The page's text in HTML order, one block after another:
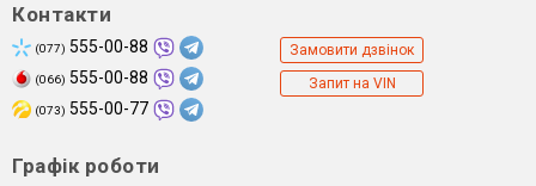
Контакти
(077) 555-00-88
(066) 555-00-88
(073) 555-00-77
Замовити дзвінок
Запит на VIN
Графік роботи